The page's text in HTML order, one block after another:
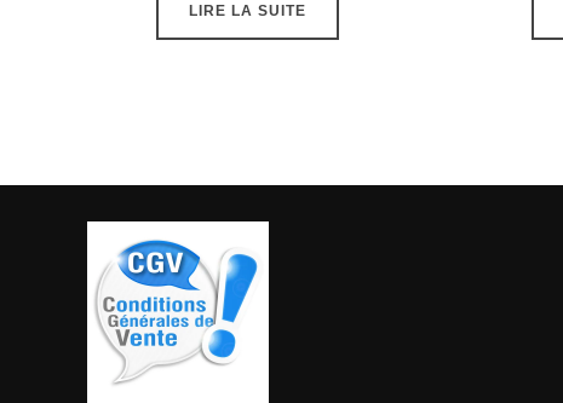
LIRE LA SUITE